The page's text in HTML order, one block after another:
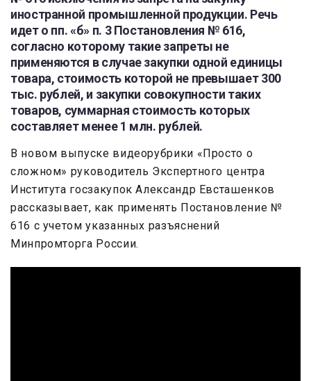
иностранной промышленной продукции. Речь
идет о пп. «б» п. 3 Постановления № 616,
согласно которому такие запреты не
применяются в случае закупки одной единицы
товара, стоимость которой не превышает 300
тыс. рублей, и закупки совокупности таких
товаров, суммарная стоимость которых
составляет менее 1 млн. рублей.
В новом выпуске видеорубрики «Просто о
сложном» руководитель Экспертного центра
Института госзакупок Александр Евсташенков
рассказывает, как применять Постановление №
616 с учетом указанных разъяснений
Минпромторга России.